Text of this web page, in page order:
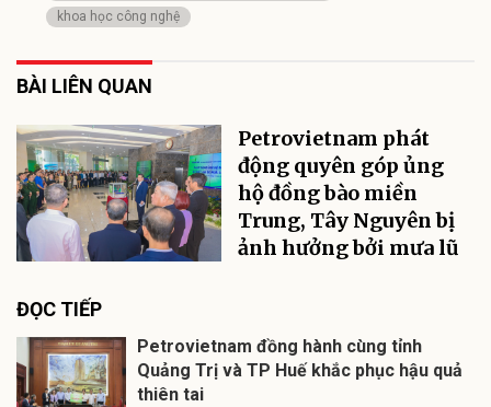
khoa học công nghệ
BÀI LIÊN QUAN
Petrovietnam phát
động quyên góp ủng
hộ đồng bào miền
Trung, Tây Nguyên bị
ảnh hưởng bởi mưa lũ
ĐỌC TIẾP
Petrovietnam đồng hành cùng tỉnh
Quảng Trị và TP Huế khắc phục hậu quả
thiên tai